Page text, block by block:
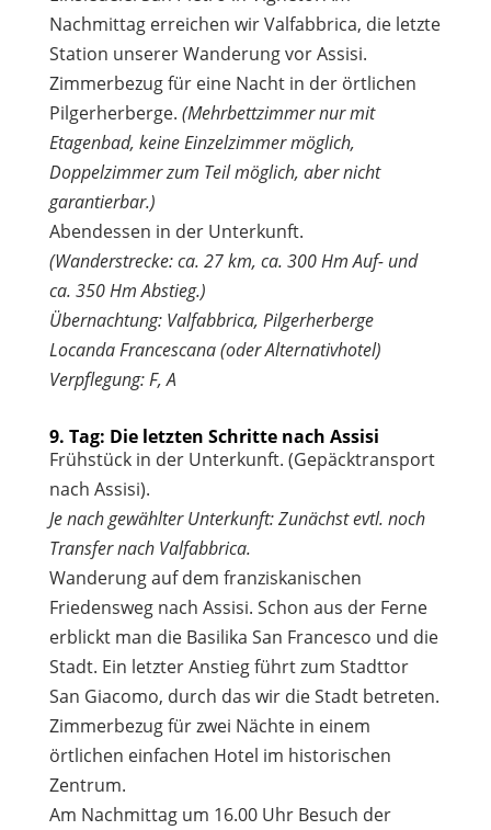
Nachmittag erreichen wir Valfabbrica, die letzte
Station unserer Wanderung vor Assisi.
Zimmerbezug für eine Nacht in der örtlichen
Pilgerherberge. (Mehrbettzimmer nur mit
Etagenbad, keine Einzelzimmer möglich,
Doppelzimmer zum Teil möglich, aber nicht
garantierbar.)
Abendessen in der Unterkunft.
(Wanderstrecke: ca. 27 km, ca. 300 Hm Auf- und
ca. 350 Hm Abstieg.)
Übernachtung: Valfabbrica, Pilgerherberge
Locanda Francescana (oder Alternativhotel)
Verpflegung: F, A
9. Tag: Die letzten Schritte nach Assisi
Frühstück in der Unterkunft. (Gepäcktransport
nach Assisi).
Je nach gewählter Unterkunft: Zunächst evtl. noch
Transfer nach Valfabbrica.
Wanderung auf dem franziskanischen
Friedensweg nach Assisi. Schon aus der Ferne
erblickt man die Basilika San Francesco und die
Stadt. Ein letzter Anstieg führt zum Stadttor
San Giacomo, durch das wir die Stadt betreten.
Zimmerbezug für zwei Nächte in einem
örtlichen einfachen Hotel im historischen
Zentrum.
Am Nachmittag um 16.00 Uhr Besuch der